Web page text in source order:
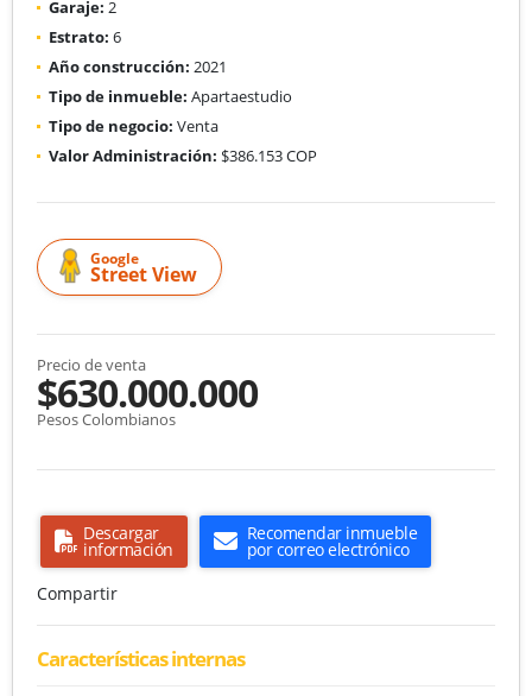
Garaje: 2
Estrato: 6
Año construcción: 2021
Tipo de inmueble: Apartaestudio
Tipo de negocio: Venta
Valor Administración: $386.153 COP
Google
Street View
Precio de venta
$630.000.000
Pesos Colombianos
Descargar
información
Recomendar inmueble
por correo electrónico
Compartir
Características internas